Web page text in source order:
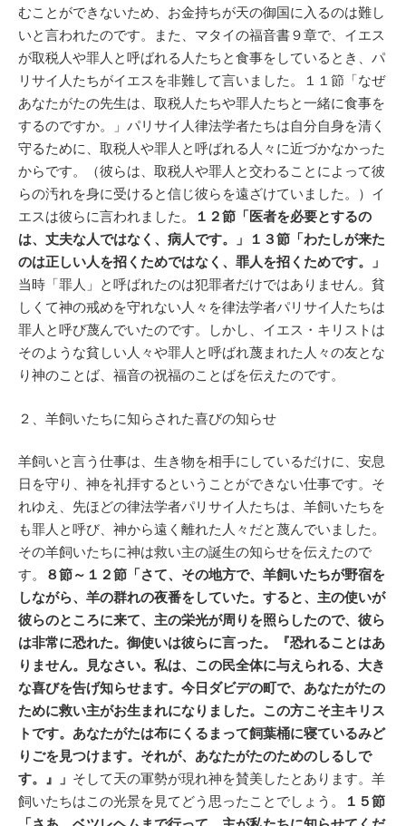
むことができないため、お金持ちが天の御国に入るのは難し
いと言われたのです。また、マタイの福音書９章で、イエス
が取税人や罪人と呼ばれる人たちと食事をしているとき、パ
リサイ人たちがイエスを非難して言いました。１１節「なぜ
あなたがたの先生は、取税人たちや罪人たちと一緒に食事を
するのですか。」パリサイ人律法学者たちは自分自身を清く
守るために、取税人や罪人と呼ばれる人々に近づかなかった
からです。（彼らは、取税人や罪人と交わることによって彼
らの汚れを身に受けると信じ彼らを遠ざけていました。）イ
エスは彼らに言われました。
１２節「医者を必要とするの
は、丈夫な人ではなく、病人です。」１３節「わたしが来た
のは正しい人を招くためではなく、罪人を招くためです。」
当時「罪人」と呼ばれたのは犯罪者だけではありません。貧
しくて神の戒めを守れない人々を律法学者パリサイ人たちは
罪人と呼び蔑んでいたのです。しかし、イエス・キリストは
そのような貧しい人々や罪人と呼ばれ蔑まれた人々の友とな
り神のことば、福音の祝福のことばを伝えたのです。
２、羊飼いたちに知らされた喜びの知らせ
羊飼いと言う仕事は、生き物を相手にしているだけに、安息
日を守り、神を礼拝するということができない仕事です。そ
れゆえ、先ほどの律法学者パリサイ人たちは、羊飼いたちを
も罪人と呼び、神から遠く離れた人々だと蔑んでいました。
その羊飼いたちに神は救い主の誕生の知らせを伝えたので
す。
８節～１２節「さて、その地方で、羊飼いたちが野宿を
しながら、羊の群れの夜番をしていた。すると、主の使いが
彼らのところに来て、主の栄光が周りを照らしたので、彼ら
は非常に恐れた。御使いは彼らに言った。『恐れることはあ
りません。見なさい。私は、この民全体に与えられる、大き
な喜びを告げ知らせます。今日ダビデの町で、あなたがたの
ために救い主がお生まれになりました。この方こそ主キリス
トです。あなたがたは布にくるまって飼葉桶に寝ているみど
りごを見つけます。それが、あなたがたのためのしるしで
す。』」 そして天の軍勢が現れ神を賛美したとあります。羊
飼いたちはこの光景を見てどう思ったことでしょう。
１５節